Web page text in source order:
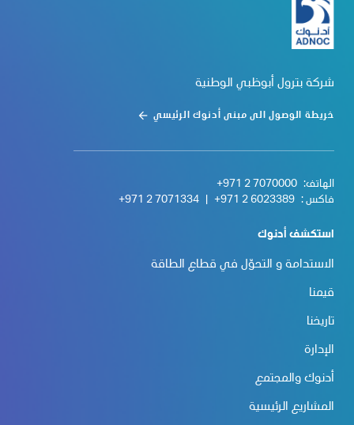
شركة بترول أبوظبي الوطنية
خريطة الوصول الى مبنى أدنوك الرئيسي
الهاتف: +971 2 7070000
فاكس : +971 2 6023389
+971 2 7071334
استكشف أدنوك
الاستدامة و التحوّل في قطاع الطاقة
قيمنا
تاريخنا
الإدارة
أدنوك والمجتمع
المشاريع الرئيسية